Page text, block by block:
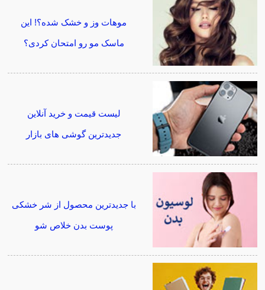
موهات وز و خشک شده؟! این
ماسک مو رو امتحان کردی؟
لیست قیمت و خرید آنلاین
جدیدترین گوشی های بازار
با جدیدترین محصول از شر خشکی
پوست بدن خلاص شو